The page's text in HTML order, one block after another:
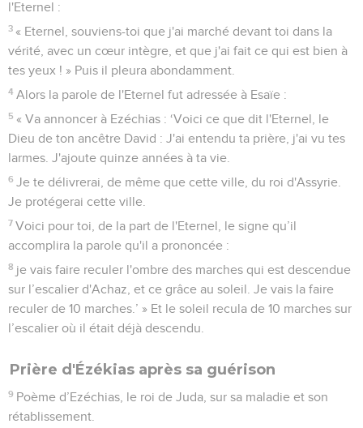
l'Eternel :
3 « Eternel, souviens-toi que j'ai marché devant toi dans la
vérité, avec un cœur intègre, et que j'ai fait ce qui est bien à
tes yeux ! » Puis il pleura abondamment.
4 Alors la parole de l'Eternel fut adressée à Esaïe :
5 « Va annoncer à Ezéchias : ‘Voici ce que dit l'Eternel, le
Dieu de ton ancêtre David : J'ai entendu ta prière, j'ai vu tes
larmes. J'ajoute quinze années à ta vie.
6 Je te délivrerai, de même que cette ville, du roi d'Assyrie.
Je protégerai cette ville.
7 Voici pour toi, de la part de l'Eternel, le signe qu’il
accomplira la parole qu'il a prononcée :
8 je vais faire reculer l'ombre des marches qui est descendue
sur l’escalier d'Achaz, et ce grâce au soleil. Je vais la faire
reculer de 10 marches.’ » Et le soleil recula de 10 marches sur
l’escalier où il était déjà descendu.
Prière d'Ézékias après sa guérison
9 Poème d’Ezéchias, le roi de Juda, sur sa maladie et son
rétablissement.